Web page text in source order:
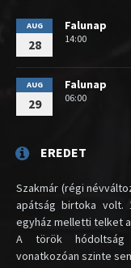
AUG
28
Falunap
14:00
AUG
29
Falunap
06:00
EREDET
Szakmár (régi
apátság birtoka volt.
egyház melletti telket
A török hódoltság
vonatkozóan szinte